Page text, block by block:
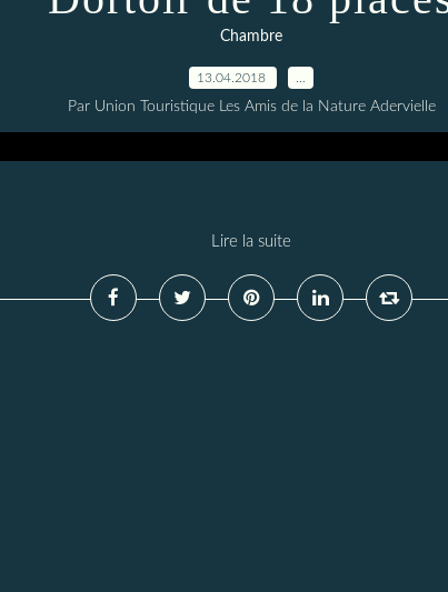
Chambre
13.04.2018
Par Union Touristique Les Amis de la Nature Adervielle
Lire la suite